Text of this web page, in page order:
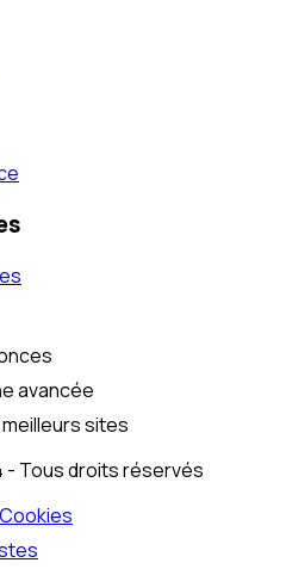
avancée
sites
Tous droits réservés
Cookies